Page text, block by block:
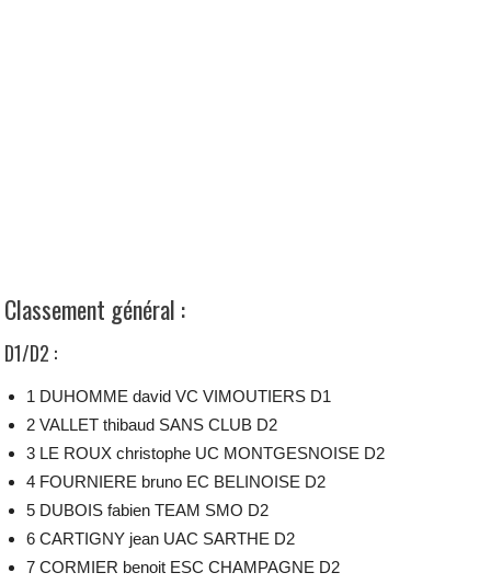
Classement général :
D1/D2 :
1 DUHOMME david VC VIMOUTIERS D1
2 VALLET thibaud SANS CLUB D2
3 LE ROUX christophe UC MONTGESNOISE D2
4 FOURNIERE bruno EC BELINOISE D2
5 DUBOIS fabien TEAM SMO D2
6 CARTIGNY jean UAC SARTHE D2
7 CORMIER benoit ESC CHAMPAGNE D2